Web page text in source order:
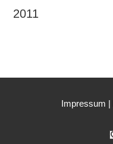
2011
Impressum |